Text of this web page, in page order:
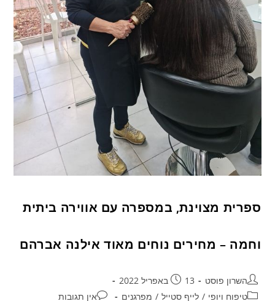
ספרית מצוינת, במספרה עם אווירה ביתית
וחמה – מחירים נוחים מאוד אילנה אברהם
השרון פוסט
13 באפריל 2022
טיפוח ויופי / לייף סטייל / מפרגנים אין תגובות